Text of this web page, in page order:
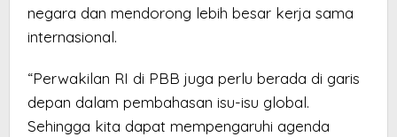
negara dan mendorong lebih besar kerja sama
internasional.
“Perwakilan RI di PBB juga perlu berada di garis
depan dalam pembahasan isu-isu global.
Sehingga kita dapat mempengaruhi agenda